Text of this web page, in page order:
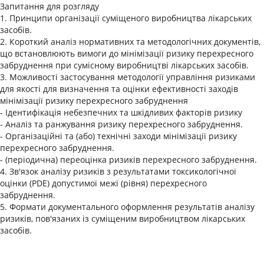
Запитання для розгляду
1. Принципи організації суміщеного виробництва лікарських
засобів.
2. Короткий аналіз нормативних та методологічних документів,
що встановлюють вимоги до мінімізації ризику перехресного
забруднення при сумісному виробництві лікарських засобів.
3. Можливості застосування методології управління ризиками
для якості для визначення та оцінки ефективності заходів
мінімізації ризику перехресного забруднення
- Ідентифікація небезпечних та шкідливих факторів ризику
- Аналіз та ранжування ризику перехресного забруднення.
- Організаційні та (або) технічні заходи мінімізації ризику
перехресного забруднення.
- (періодична) переоцінка ризиків перехресного забруднення.
4. Зв'язок аналізу ризиків з результатами токсикологічної
оцінки (PDE) допустимої межі (рівня) перехресного
забруднення.
5. Формати документального оформлення результатів аналізу
ризиків, пов'язаних із суміщеним виробництвом лікарських
засобів.